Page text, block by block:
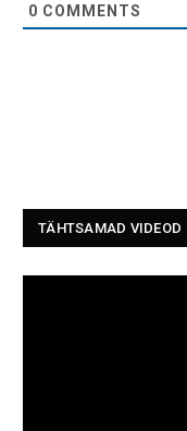
0 COMMENTS
TÄHTSAMAD VIDEOD